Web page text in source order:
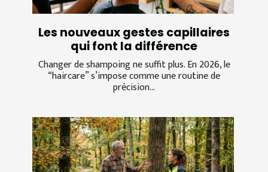
Les nouveaux gestes capillaires
qui font la différence
Changer de shampoing ne suffit plus. En 2026, le
“haircare” s’impose comme une routine de
précision...